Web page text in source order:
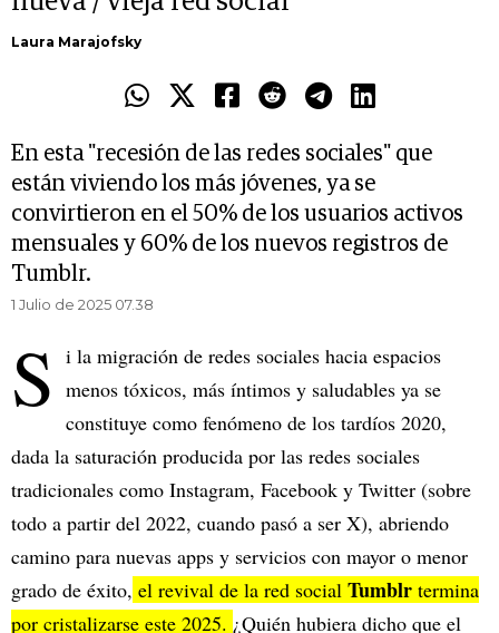
Laura Marajofsky
En esta "recesión de las redes sociales" que
están viviendo los más jóvenes, ya se
convirtieron en el 50% de los usuarios activos
mensuales y 60% de los nuevos registros de
Tumblr.
1 Julio de 2025 07.38
S i la migración de redes sociales hacia espacios
menos tóxicos, más íntimos y saludables ya se
constituye como fenómeno de los tardíos 2020,
dada la saturación producida por las redes sociales
tradicionales como Instagram, Facebook y Twitter (sobre
todo a partir del 2022, cuando pasó a ser X), abriendo
camino para nuevas apps y servicios con mayor o menor
grado de éxito, el revival de la red social Tumblr termina
por cristalizarse este 2025. ¿Quién hubiera dicho que el